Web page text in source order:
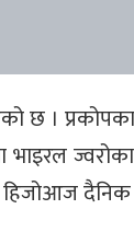
छ ।
हिजोआज